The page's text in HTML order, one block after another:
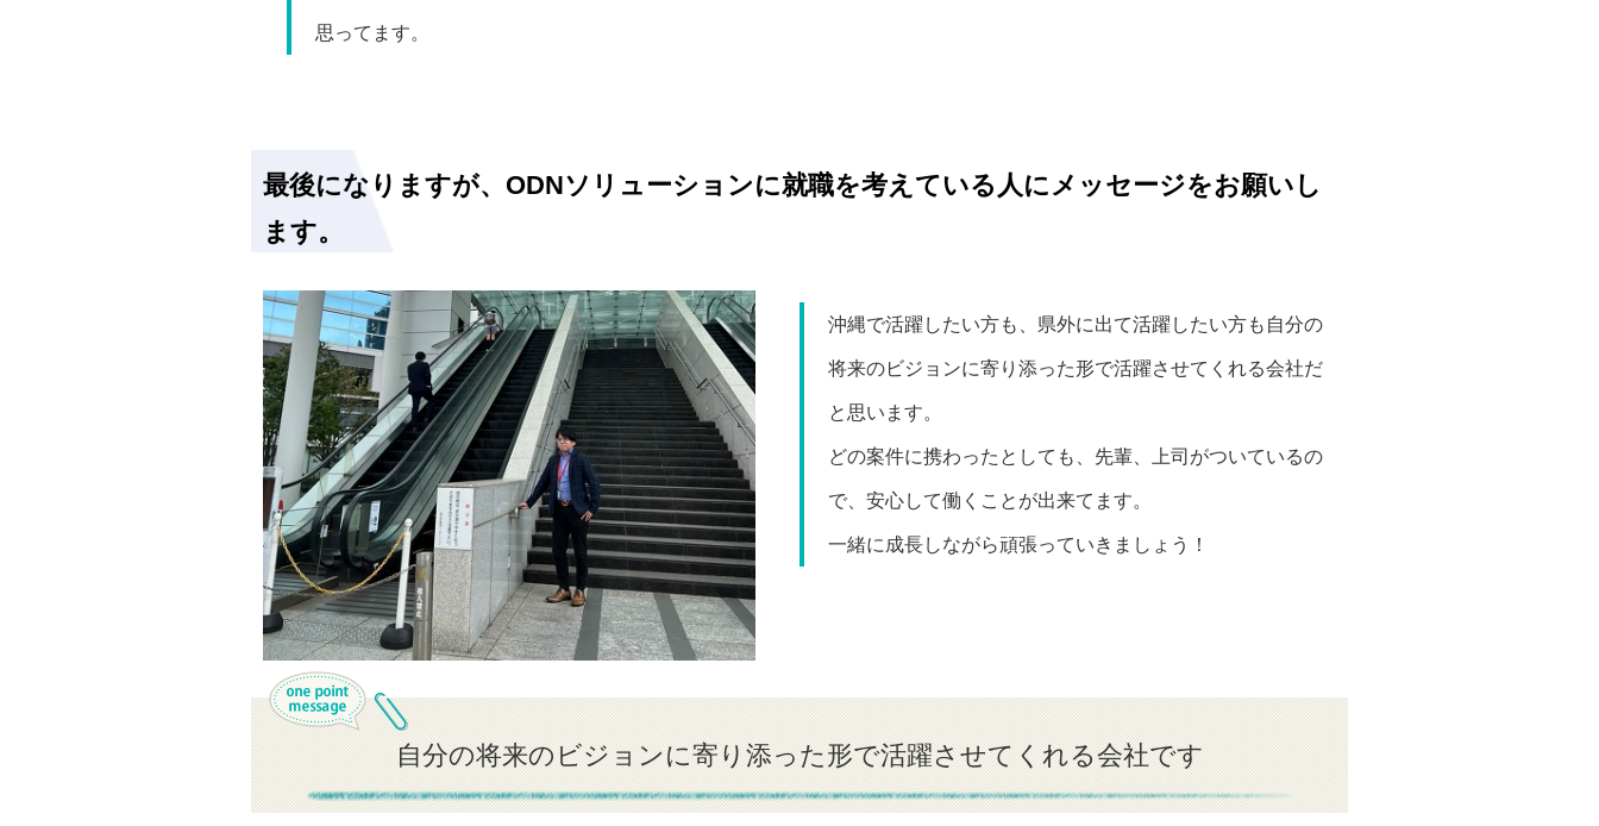
思ってます。
最後になりますが、ODNソリューションに就職を考えている人にメッセージをお願いし
ます。
沖縄で活躍したい方も、県外に出て活躍したい方も自分の
将来のビジョンに寄り添った形で活躍させてくれる会社だ
と思います。
どの案件に携わったとしても、先輩、上司がついているの
で、安心して働くことが出来てます。
一緒に成長しながら頑張っていきましょう！
自分の将来のビジョンに寄り添った形で活躍させてくれる会社です